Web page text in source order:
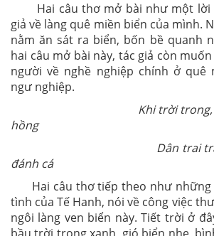
Hai câu thơ mở bài như một lời
giả về làng quê miền biển của mình.
nằm ăn sát ra biển, bốn bề quanh
hai câu mở bài này, tác giả còn
người về nghề nghiệp chính ở quê
ngư nghiệp.
Khi trời
hồng
Dân trai
đánh cá
Hai câu thơ tiếp theo như những
tình của Tế Hanh, nói về công việc
ngôi làng ven biển này. Tiết trời ở